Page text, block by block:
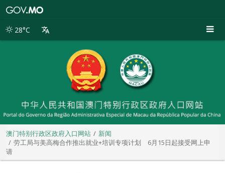
别
28°C
澳门特别行政区政府入口网站
新闻
劳工局与美高梅合作推出就业+培训专项计划 6月15日起接受网上申
请